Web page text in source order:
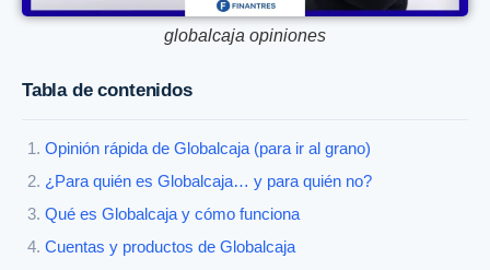
globalcaja opiniones
Tabla de contenidos
Opinión rápida de Globalcaja (para ir al grano)
¿Para quién es Globalcaja… y para quién no?
Qué es Globalcaja y cómo funciona
Cuentas y productos de Globalcaja